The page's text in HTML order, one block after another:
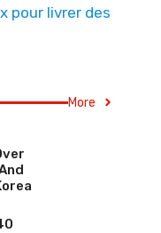
pour livrer des
More